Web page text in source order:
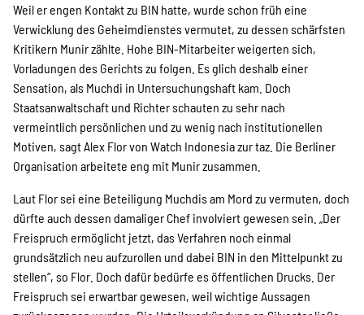
Weil er engen Kontakt zu BIN hatte, wurde schon früh eine
Verwicklung des Geheimdienstes vermutet, zu dessen schärfsten
Kritikern Munir zählte. Hohe BIN-Mitarbeiter weigerten sich,
Vorladungen des Gerichts zu folgen. Es glich deshalb einer
Sensation, als Muchdi in Untersuchungshaft kam. Doch
Staatsanwaltschaft und Richter schauten zu sehr nach
vermeintlich persönlichen und zu wenig nach institutionellen
Motiven, sagt Alex Flor von Watch Indonesia zur taz. Die Berliner
Organisation arbeitete eng mit Munir zusammen.
Laut Flor sei eine Beteiligung Muchdis am Mord zu vermuten, doch
dürfte auch dessen damaliger Chef involviert gewesen sein. „Der
Freispruch ermöglicht jetzt, das Verfahren noch einmal
grundsätzlich neu aufzurollen und dabei BIN in den Mittelpunkt zu
stellen“, so Flor. Doch dafür bedürfe es öffentlichen Drucks. Der
Freispruch sei erwartbar gewesen, weil wichtige Aussagen